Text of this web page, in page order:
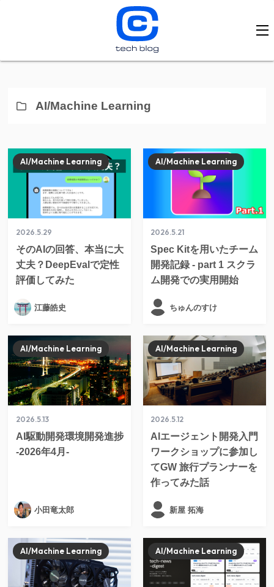
AI/Machine Learning
2026.5.29
そのAIの回答、本当に大
丈夫？DeepEvalで定性
評価してみた
AI/Machine Learning
江藤皓史
2026.5.21
Spec Kitを用いたチーム
開発記録 - part 1 スクラ
ム開発での実用開始
AI/Machine Learning
ちゅんのすけ
2026.5.13
AI駆動開発環境開発進捗
-2026年4月-
AI/Machine Learning
小田竜太郎
2026.5.12
AIエージェント開発入門
ワークショップに参加し
てGW 旅行プランナーを
作ってみた話
AI/Machine Learning
新屋 拓海
AI/Machine Learning AI/Machine Learning